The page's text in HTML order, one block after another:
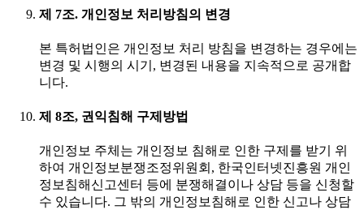
제 7조. 개인정보 처리방침의 변경
본 특허법인은 개인정보 처리 방침을 변경하는 경우에는
변경 및 시행의 시기, 변경된 내용을 지속적으로 공개합
니다.
제 8조, 권익침해 구제방법
개인정보 주체는 개인정보 침해로 인한 구제를 받기 위
하여 개인정보분쟁조정위원회, 한국인터넷진흥원 개인
정보침해신고센터 등에 분쟁해결이나 상담 등을 신청할
수 있습니다. 그 밖의 개인정보침해로 인한 신고나 상담